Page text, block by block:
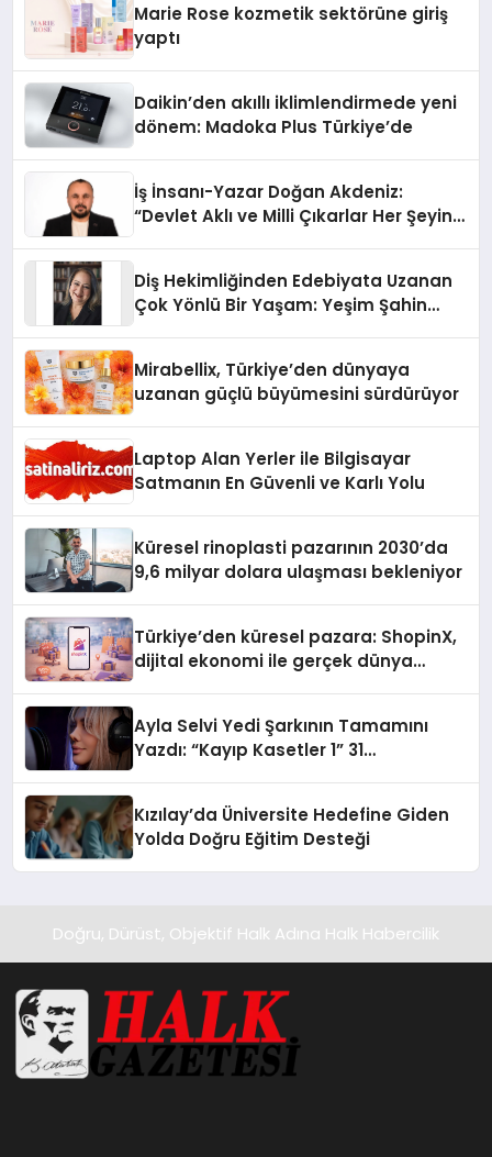
Marie Rose kozmetik sektörüne giriş
yaptı
Daikin’den akıllı iklimlendirmede yeni
dönem: Madoka Plus Türkiye’de
İş İnsanı-Yazar Doğan Akdeniz:
“Devlet Aklı ve Milli Çıkarlar Her Şeyin
Diş Hekimliğinden Edebiyata Uzanan
Çok Yönlü Bir Yaşam: Yeşim Şahin
Mirabellix, Türkiye’den dünyaya
uzanan güçlü büyümesini sürdürüyor
Laptop Alan Yerler ile Bilgisayar
Satmanın En Güvenli ve Karlı Yolu
Küresel rinoplasti pazarının 2030’da
9,6 milyar dolara ulaşması bekleniyor
Türkiye’den küresel pazara: ShopinX,
dijital ekonomi ile gerçek dünya
Ayla Selvi Yedi Şarkının Tamamını
Yazdı: “Kayıp Kasetler 1” 31
Kızılay’da Üniversite Hedefine Giden
Yolda Doğru Eğitim Desteği
Doğru, Dürüst, Objektif Halk Adına Halk Habercilik